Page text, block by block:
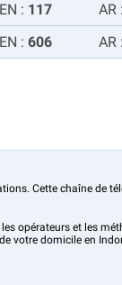
EN : 117 AR :
EN : 606 AR :
Cette chaîne de
opérateurs et les
votre domicile en